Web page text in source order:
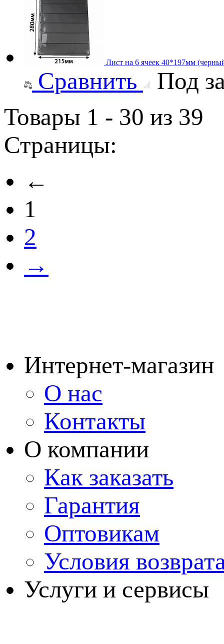
Лист на 6 ячеек 40*197мм
Сравнить
Под
Товары 1 - 30 из 39
Страницы:
←
1
2
→
Интернет-магазин
О нас
Контакты
О компании
Как заказать
Гарантия
Оптовикам
Условия
Услуги и сервисы